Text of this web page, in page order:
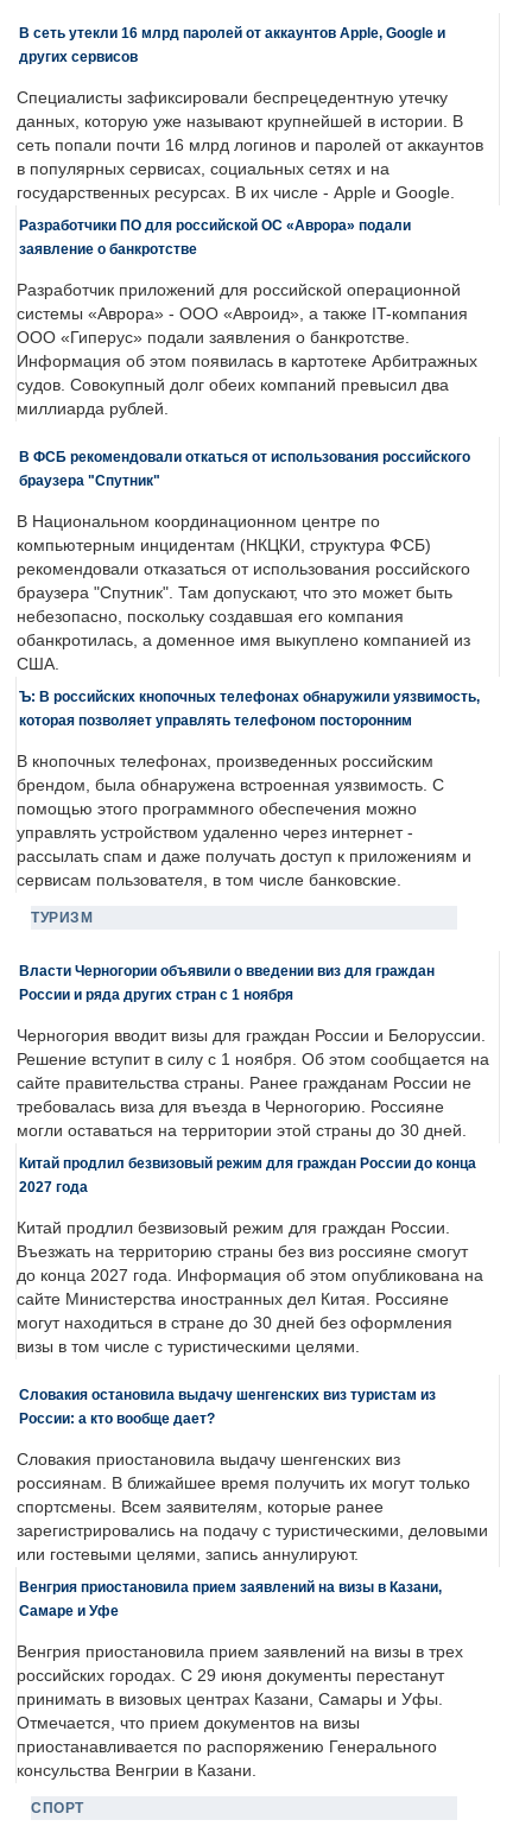
В сеть утекли 16 млрд паролей от аккаунтов Apple, Google и
других сервисов
Специалисты зафиксировали беспрецедентную утечку
данных, которую уже называют крупнейшей в истории. В
сеть попали почти 16 млрд логинов и паролей от аккаунтов
в популярных сервисах, социальных сетях и на
государственных ресурсах. В их числе - Apple и Google.
Разработчики ПО для российской ОС «Аврора» подали
заявление о банкротстве
Разработчик приложений для российской операционной
системы «Аврора» - ООО «Авроид», а также IT-компания
ООО «Гиперус» подали заявления о банкротстве.
Информация об этом появилась в картотеке Арбитражных
судов. Совокупный долг обеих компаний превысил два
миллиарда рублей.
В ФСБ рекомендовали откаться от использования российского
браузера "Спутник"
В Национальном координационном центре по
компьютерным инцидентам (НКЦКИ, структура ФСБ)
рекомендовали отказаться от использования российского
браузера "Спутник". Там допускают, что это может быть
небезопасно, поскольку создавшая его компания
обанкротилась, а доменное имя выкуплено компанией из
США.
Ъ: В российских кнопочных телефонах обнаружили уязвимость,
которая позволяет управлять телефоном посторонним
В кнопочных телефонах, произведенных российским
брендом, была обнаружена встроенная уязвимость. С
помощью этого программного обеспечения можно
управлять устройством удаленно через интернет -
рассылать спам и даже получать доступ к приложениям и
сервисам пользователя, в том числе банковские.
ТУРИЗМ
Власти Черногории объявили о введении виз для граждан
России и ряда других стран с 1 ноября
Черногория вводит визы для граждан России и Белоруссии.
Решение вступит в силу с 1 ноября. Об этом сообщается на
сайте правительства страны. Ранее гражданам России не
требовалась виза для въезда в Черногорию. Россияне
могли оставаться на территории этой страны до 30 дней.
Китай продлил безвизовый режим для граждан России до конца
2027 года
Китай продлил безвизовый режим для граждан России.
Въезжать на территорию страны без виз россияне смогут
до конца 2027 года. Информация об этом опубликована на
сайте Министерства иностранных дел Китая. Россияне
могут находиться в стране до 30 дней без оформления
визы в том числе с туристическими целями.
Словакия остановила выдачу шенгенских виз туристам из
России: а кто вообще дает?
Словакия приостановила выдачу шенгенских виз
россиянам. В ближайшее время получить их могут только
спортсмены. Всем заявителям, которые ранее
зарегистрировались на подачу с туристическими, деловыми
или гостевыми целями, запись аннулируют.
Венгрия приостановила прием заявлений на визы в Казани,
Самаре и Уфе
Венгрия приостановила прием заявлений на визы в трех
российских городах. С 29 июня документы перестанут
принимать в визовых центрах Казани, Самары и Уфы.
Отмечается, что прием документов на визы
приостанавливается по распоряжению Генерального
консульства Венгрии в Казани.
СПОРТ